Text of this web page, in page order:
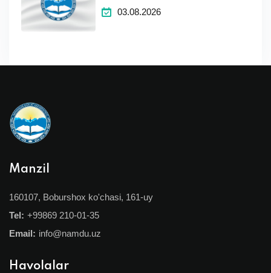
qilingan dastlabki natijalarga
03.08.2026
Manzil
160107, Boburshox ko'chasi, 161-uy
Tel: +99869 210-01-35
Email: info@namdu.uz
Havolalar